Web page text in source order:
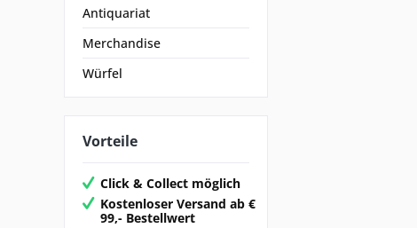
Antiquariat
Merchandise
Würfel
Vorteile
Click & Collect möglich
Kostenloser Versand ab €
99,- Bestellwert